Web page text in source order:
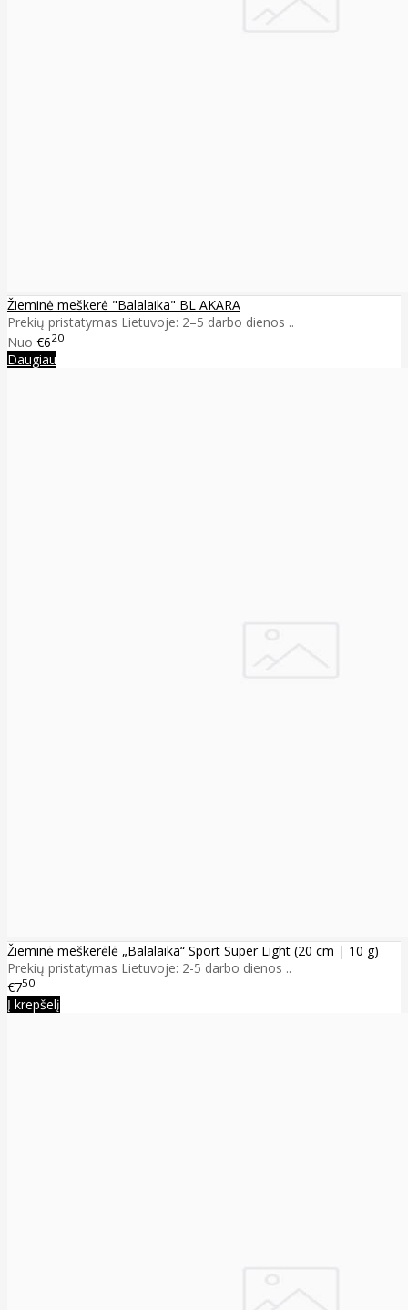
Žieminė meškerė "Balalaika" BL AKARA
Prekių pristatymas Lietuvoje: 2–5 darbo dienos ..
Nuo €620
Daugiau
Žieminė meškerėlė „Balalaika“ Sport Super Light (20 cm | 10 g)
Prekių pristatymas Lietuvoje: 2-5 darbo dienos ..
€750
Į krepšelį